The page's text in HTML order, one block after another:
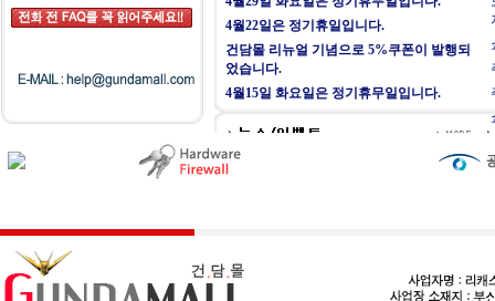
4월22일은 정기휴일입니다.
건담몰 리뉴얼 기념으로 5%쿠폰이 발행되
었습니다.
4월15일 화요일은 정기휴무일입니다.